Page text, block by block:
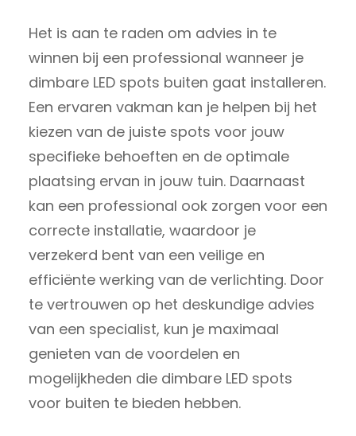
Het is aan te raden om advies in te
winnen bij een professional wanneer je
dimbare LED spots buiten gaat installeren.
Een ervaren vakman kan je helpen bij het
kiezen van de juiste spots voor jouw
specifieke behoeften en de optimale
plaatsing ervan in jouw tuin. Daarnaast
kan een professional ook zorgen voor een
correcte installatie, waardoor je
verzekerd bent van een veilige en
efficiënte werking van de verlichting. Door
te vertrouwen op het deskundige advies
van een specialist, kun je maximaal
genieten van de voordelen en
mogelijkheden die dimbare LED spots
voor buiten te bieden hebben.